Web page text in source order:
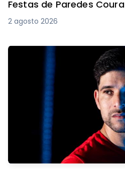
Festas de Paredes Coura
2 agosto 2026